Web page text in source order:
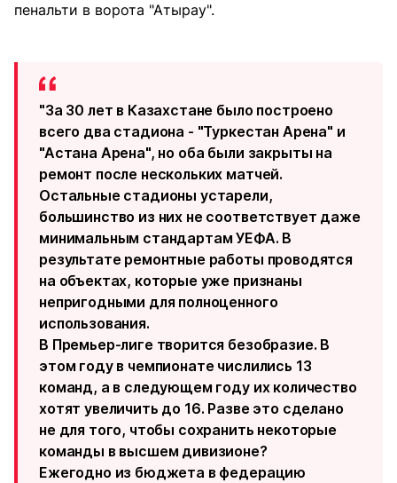
пенальти в ворота "Атырау".
"За 30 лет в Казахстане было построено
всего два стадиона - "Туркестан Арена" и
"Астана Арена", но оба были закрыты на
ремонт после нескольких матчей.
Остальные стадионы устарели,
большинство из них не соответствует даже
минимальным стандартам УЕФА. В
результате ремонтные работы проводятся
на объектах, которые уже признаны
непригодными для полноценного
использования.
В Премьер-лиге творится безобразие. В
этом году в чемпионате числились 13
команд, а в следующем году их количество
хотят увеличить до 16. Разве это сделано
не для того, чтобы сохранить некоторые
команды в высшем дивизионе?
Ежегодно из бюджета в федерацию